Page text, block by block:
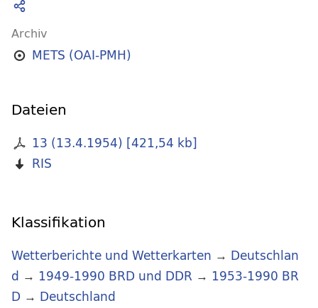
Archiv
METS (OAI-PMH)
Dateien
13 (13.4.1954) [421,54 kb]
RIS
Klassifikation
Wetterberichte und Wetterkarten → Deutschlan
d → 1949-1990 BRD und DDR → 1953-1990 BR
D → Deutschland